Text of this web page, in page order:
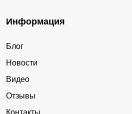
Информация
Блог
Новости
Видео
Отзывы